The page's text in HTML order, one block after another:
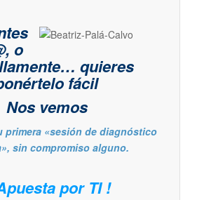
o
quieres
fácil
Nos vemos
primera «sesión de diagnóstico
sin compromiso alguno.
por TI !